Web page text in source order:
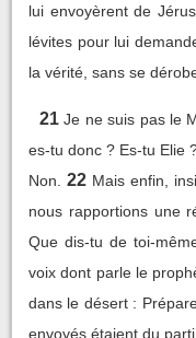
lui envoyèrent de
lévites pour lui
la vérité, sans se
21 Je ne suis pas le
es-tu donc ? Es-tu Elie
Non.
22 Mais enfin,
nous rapportions une
Que dis-tu de toi-
voix dont parle le
dans le désert :
envoyés étaient du